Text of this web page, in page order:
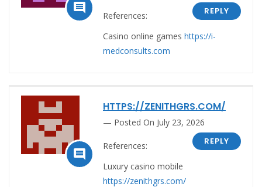

REPLY
References:
Casino online games https://i-
medconsults.com

HTTPS://ZENITHGRS.COM/
Posted On July 23, 2026
REPLY
References:
Luxury casino mobile
https://zenithgrs.com/